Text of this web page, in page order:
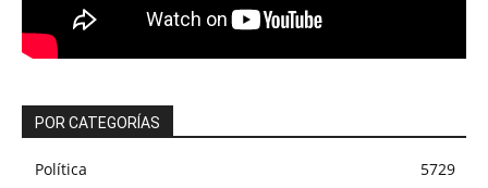
POR CATEGORÍAS
Política
5729